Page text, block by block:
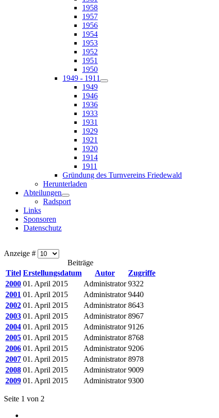
1958
1957
1956
1954
1953
1952
1951
1950
1949 - 1911
1949
1946
1936
1933
1931
1929
1921
1920
1914
1911
Gründung des Turnvereins Friedewald
Herunterladen
Abteilungen
Radsport
Links
Sponsoren
Datenschutz
Anzeige #
Beiträge
Titel Erstellungsdatum Autor
Zugriffe
2000 01. April 2015 Administrator 9322
2001 01. April 2015 Administrator 9440
2002 01. April 2015 Administrator 8643
2003 01. April 2015 Administrator 8967
2004 01. April 2015 Administrator 9126
2005 01. April 2015 Administrator 8768
2006 01. April 2015 Administrator 9206
2007 01. April 2015 Administrator 8978
2008 01. April 2015 Administrator 9009
2009 01. April 2015 Administrator 9300
Seite 1 von 2